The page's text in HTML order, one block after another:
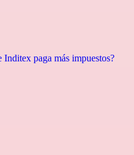
Inditex paga más impuestos?